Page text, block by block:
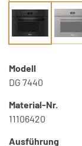
Modell
DG 7440
Material-Nr.
11106420
Ausführung